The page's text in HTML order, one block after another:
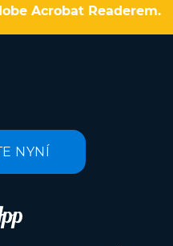
Acrobat Readerem.
NYNÍ